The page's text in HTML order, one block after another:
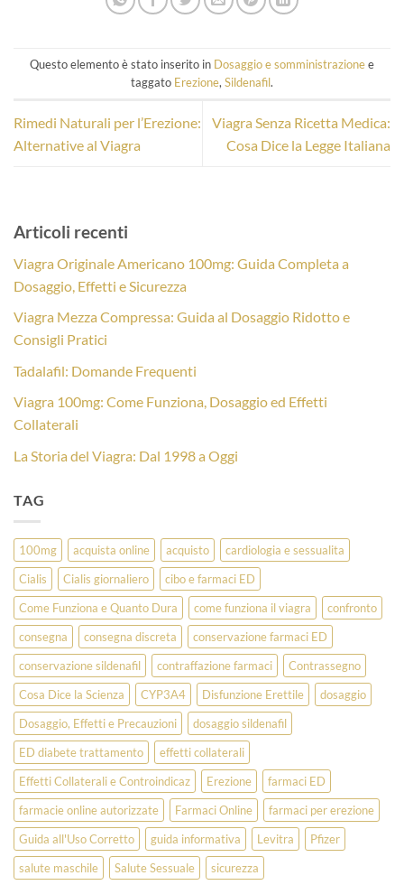
Questo elemento è stato inserito in Dosaggio e somministrazionee
taggato Erezione, Sildenafil.
Rimedi Naturali per l’Erezione:
Alternative al Viagra
Viagra Senza Ricetta Medica:
Cosa Dice la Legge Italiana
Articoli recenti
Viagra Originale Americano 100mg: Guida Completa a
Dosaggio, Effetti e Sicurezza
Viagra Mezza Compressa: Guida al Dosaggio Ridotto e
Consigli Pratici
Tadalafil: Domande Frequenti
Viagra 100mg: Come Funziona, Dosaggio ed Effetti
Collaterali
La Storia del Viagra: Dal 1998 a Oggi
TAG
100mg acquista online acquisto
cardiologia e sessualita
Cialis
Cialis giornaliero
cibo e farmaci ED
Come Funziona e Quanto Dura
come funziona il viagra
confronto
consegna
consegna discreta
conservazione farmaci ED
conservazione sildenafil
contraffazione farmaci
Contrassegno
Cosa Dice la Scienza
CYP3A4 Disfunzione Erettile
dosaggio
Dosaggio, Effetti e Precauzioni
dosaggio sildenafil
ED diabete trattamento
effetti collaterali
Effetti Collaterali e Controindicaz
Erezione
farmaci ED
farmacie online autorizzate
Farmaci Online
farmaci per erezione
Guida all'Uso Corretto
guida informativa Levitra
Pfizer
salute maschile
Salute Sessuale sicurezza